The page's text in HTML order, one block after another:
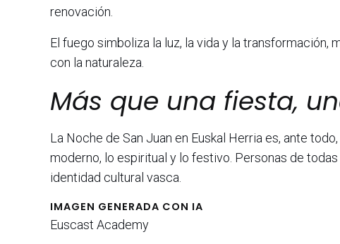
renovación.
El fuego simboliza la luz, la vida y la
con la naturaleza.
Más que una fiesta,
La Noche de San Juan en Euskal Herria es, ante
moderno, lo espiritual y lo festivo. Personas de
identidad cultural vasca.
IMAGEN GENERADA CON IA
Euscast Academy